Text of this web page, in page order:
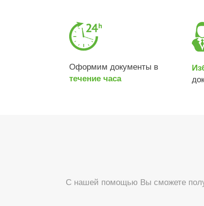
Оформим документы в
течение часа
С нашей помощью Вы сможете